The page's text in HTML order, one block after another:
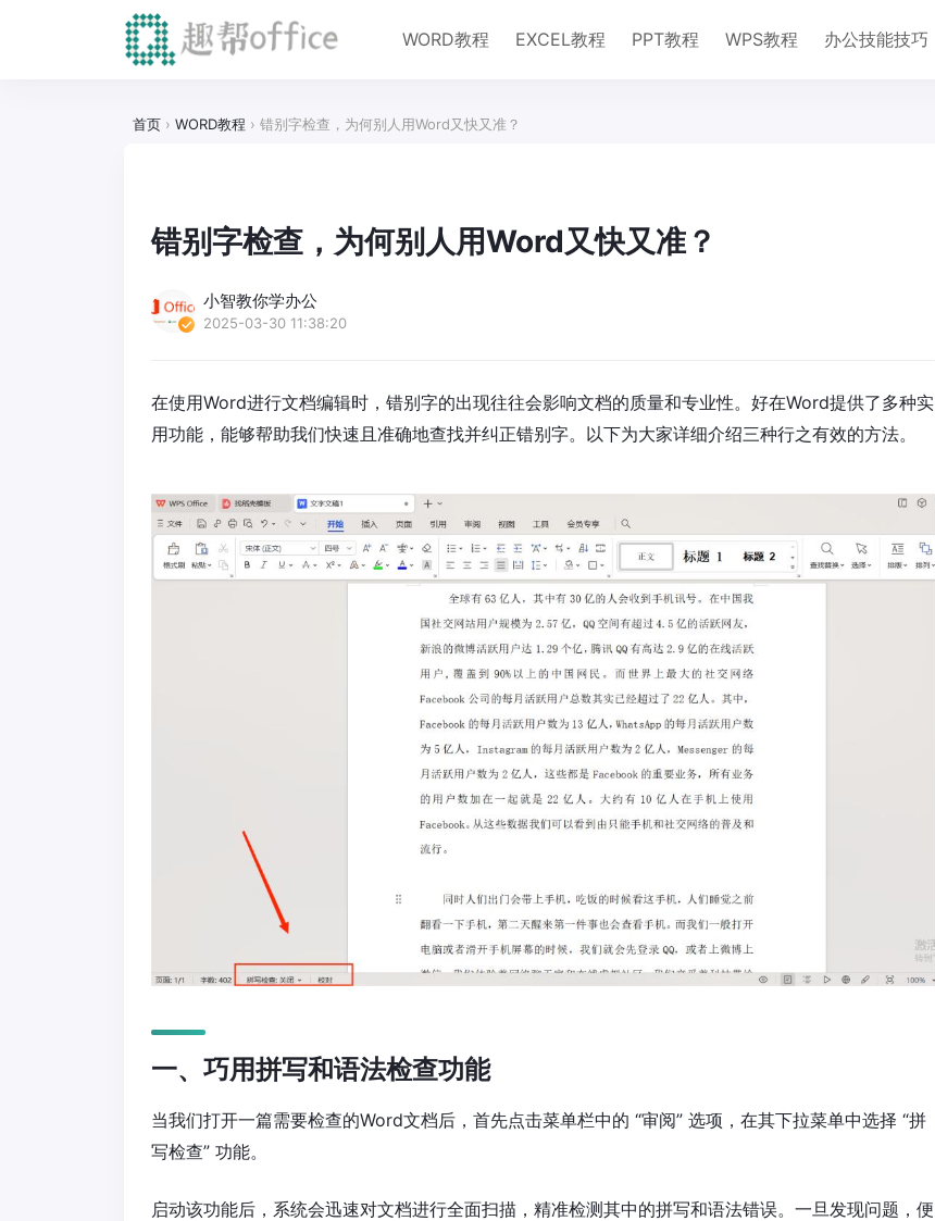
WORD教程 EXCEL教程 PPT教程 WPS教程 办公技能技巧
首页 › WORD教程 › 错别字检查，为何别人用Word又快又准？
错别字检查，为何别人用Word又快又准？
小智教你学办公
2025-03-30 11:38:20
在使用Word进行文档编辑时，错别字的出现往往会影响文档的质量和专业性。好在Word提供了多种实
用功能，能够帮助我们快速且准确地查找并纠正错别字。以下为大家详细介绍三种行之有效的方法。
一、巧用拼写和语法检查功能
当我们打开一篇需要检查的Word文档后，首先点击菜单栏中的 “审阅” 选项，在其下拉菜单中选择 “拼
写检查” 功能。
启动该功能后，系统会迅速对文档进行全面扫描，精准检测其中的拼写和语法错误。一旦发现问题，便